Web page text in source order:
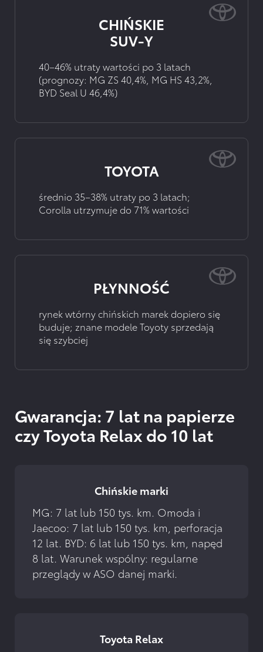
CHIŃSKIE
SUV-Y
40–46% utraty wartości po 3 latach
(prognozy: MG ZS 40,4%, MG HS 43,2%,
BYD Seal U 46,4%)
TOYOTA
średnio 35–38% utraty po 3 latach;
Corolla utrzymuje do 71% wartości
PŁYNNOŚĆ
rynek wtórny chińskich marek dopiero się
buduje; znane modele Toyoty sprzedają
się szybciej
Gwarancja: 7 lat na papierze
czy Toyota Relax do 10 lat
Chińskie marki
MG: 7 lat lub 150 tys. km. Omoda i
Jaecoo: 7 lat lub 150 tys. km, perforacja
12 lat. BYD: 6 lat lub 150 tys. km, napęd
8 lat. Warunek wspólny: regularne
przeglądy w ASO danej marki.
Toyota Relax